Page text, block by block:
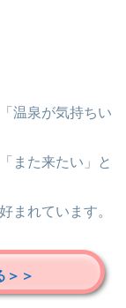
温泉が気持ちい
また来たい」と
まれています。
＞＞